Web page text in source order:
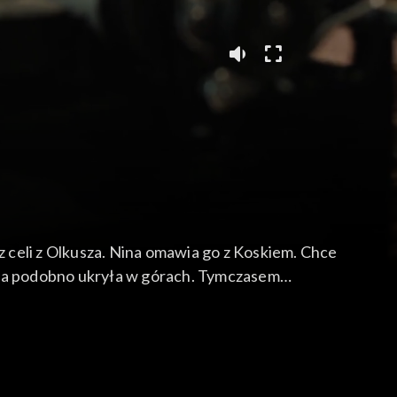
z Olkusza. Nina omawia go z Koskiem. Chce
podobno ukryła w górach. Tymczasem
były kochanek, Korowacki, może go